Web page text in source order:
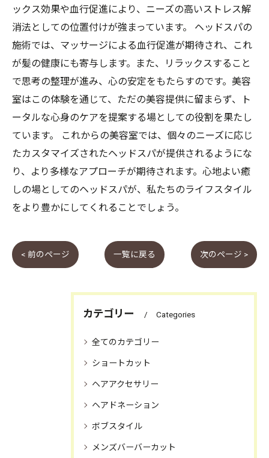
ックス効果や血行促進により、ニーズの高いストレス解
消法としての位置付けが強まっています。 ヘッドスパの
施術では、マッサージによる血行促進が期待され、これ
が髪の健康にも寄与します。また、リラックスすること
で思考の整理が進み、心の安定をもたらすのです。美容
室はこの体験を通じて、ただの美容提供に留まらず、ト
ータルな心身のケアを提案する場としての役割を果たし
ています。 これからの美容室では、個々のニーズに応じ
たカスタマイズされたヘッドスパが提供されるようにな
り、より多様なアプローチが期待されます。心地よい癒
しの場としてのヘッドスパが、私たちのライフスタイル
をより豊かにしてくれることでしょう。
< 前のページ 一覧に戻る 次のページ >
カテゴリー Categories
全てのカテゴリー
ショートカット
ヘアアクセサリー
ヘアドネーション
ボブスタイル
メンズバーバーカット